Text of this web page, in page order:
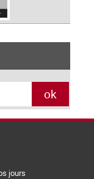
jours